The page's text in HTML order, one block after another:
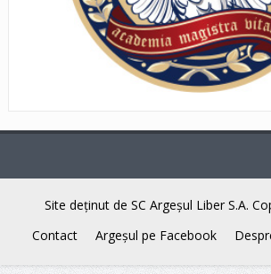
Site deţinut de SC Argeşul Liber S.A.
Contact
Argeşul pe Facebook